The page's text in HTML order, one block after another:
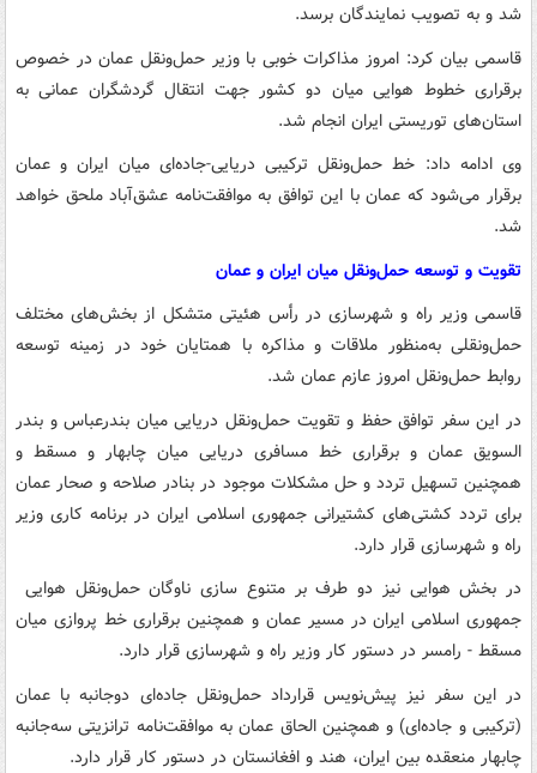
شد و به تصویب نمایندگان برسد.
قاسمی بیان کرد: امروز مذاکرات خوبی با وزیر حمل‌ونقل عمان در خصوص
برقراری خطوط هوایی میان دو کشور جهت انتقال گردشگران عمانی به
استان‌های توریستی ایران انجام شد.
وی ادامه داد: خط حمل‌ونقل ترکیبی دریایی-جاده‌ای میان ایران و عمان
برقرار می‌شود که عمان با این توافق به موافقت‌نامه عشق‌آباد ملحق خواهد
شد.
تقویت و توسعه حمل‌ونقل میان ایران و عمان
قاسمی وزیر راه و شهرسازی در رأس هئیتی متشکل از بخش‌های مختلف
حمل‌ونقلی به‌منظور ملاقات و مذاکره با همتایان خود در زمینه توسعه
روابط حمل‌ونقل امروز عازم عمان شد.
در این سفر توافق حفظ و تقویت حمل‌ونقل دریایی میان بندرعباس و بندر
السویق عمان و برقراری خط مسافری دریایی میان چابهار و مسقط و
همچنین تسهیل تردد و حل مشکلات موجود در بنادر صلاحه و صحار عمان
برای تردد کشتی‌های کشتیرانی جمهوری اسلامی ایران در برنامه کاری وزیر
راه و شهرسازی قرار دارد.
در بخش هوایی نیز دو طرف بر متنوع سازی ناوگان حمل‌ونقل هوایی
جمهوری اسلامی ایران در مسیر عمان و همچنین برقراری خط پروازی میان
مسقط - رامسر در دستور کار وزیر راه و شهرسازی قرار دارد.
در این سفر نیز پیش‌نویس قرارداد حمل‌ونقل جاده‌ای دوجانبه با عمان
(ترکیبی و جاده‌ای) و همچنین الحاق عمان به موافقت‌نامه ترانزیتی سه‌جانبه
چابهار منعقده بین ایران، هند و افغانستان در دستور کار قرار دارد.